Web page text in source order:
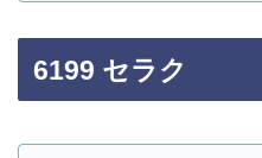
6199 セラク